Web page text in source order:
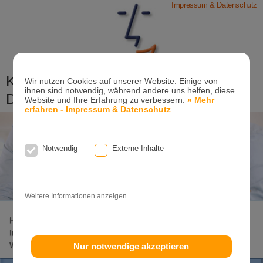
Wir nutzen Cookies auf unserer Website. Einige von
ihnen sind notwendig, während andere uns helfen, diese
Website und Ihre Erfahrung zu verbessern.» Mehr
erfahren - Impressum & Datenschutz
Notwendig Externe Inhalte
Weitere Informationen anzeigen
Nur notwendige akzeptieren
Impressum & Datenschutz
Kieferorthopädische Praxis
Dr. Konik & Kollegen
Zahn- und Kieferregulierungen für Kinder und
Ganzheitliche-Kieferorthopädie
Erwachsenen-Kieferorthopädie
Home
Invisalign-Teen
Weitere Seiten